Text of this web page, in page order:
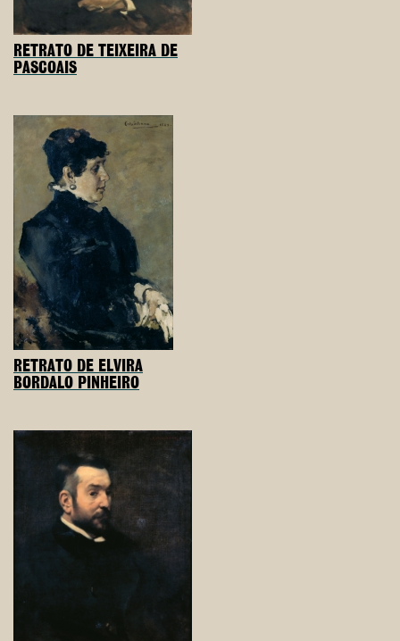
RETRATO DE TEIXEIRA DE
PASCOAIS
RETRATO DE ELVIRA
BORDALO PINHEIRO